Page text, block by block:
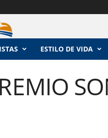
ESTILO DE VIDA